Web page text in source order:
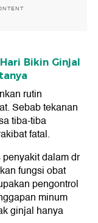
Bikin Ginjal
rutin
Sebab tekanan
tiba-tiba
fatal.
dalam dr
fungsi obat
pengontrol
minum
ginjal hanya